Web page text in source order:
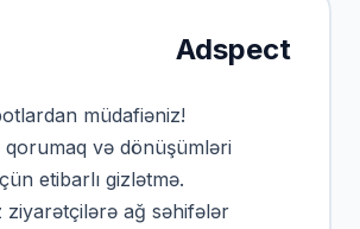
Adspect
müdafiəniz!
qorumaq və dönüşümləri
etibarlı gizlətmə.
ziyarətçilərə ağ səhifələr